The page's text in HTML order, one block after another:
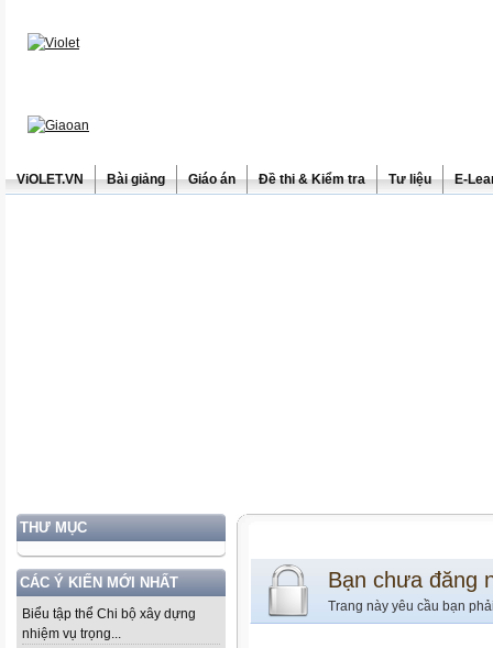
ViOLET.VN Bài giảng Giáo án Đề thi & Kiểm tra Tư liệu E-
THƯ MỤC
CÁC Ý KIẾN MỚI NHẤT
Biểu tập thể Chi bộ xây dựng
nhiệm vụ trọng...
Bạn chưa đăng
Trang này yêu cầu bạn